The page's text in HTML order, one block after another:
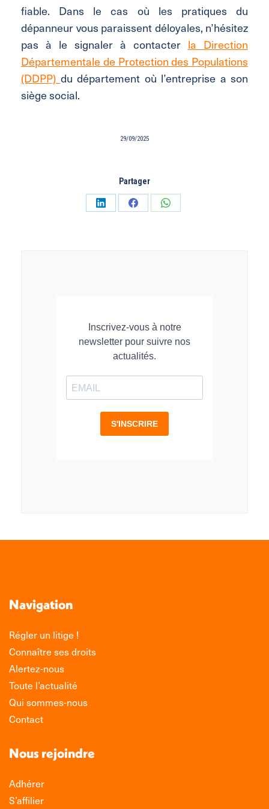
fiable. Dans le cas où les pratiques du
dépanneur vous paraissent déloyales, n’hésitez
pas à le signaler à contacter la Direction
Départementale de Protection des Populations
(DDPP) du département où l’entreprise a son
siège social.
29/09/2025
Partager
PartagerPartagerPartager
Navigation
Régler un litige !
Connaître ses droits
Alertez-nous
Toute l’actualité
Qui sommes-nous
Contact
Nous rejoindre
Adhérer
S’affilier